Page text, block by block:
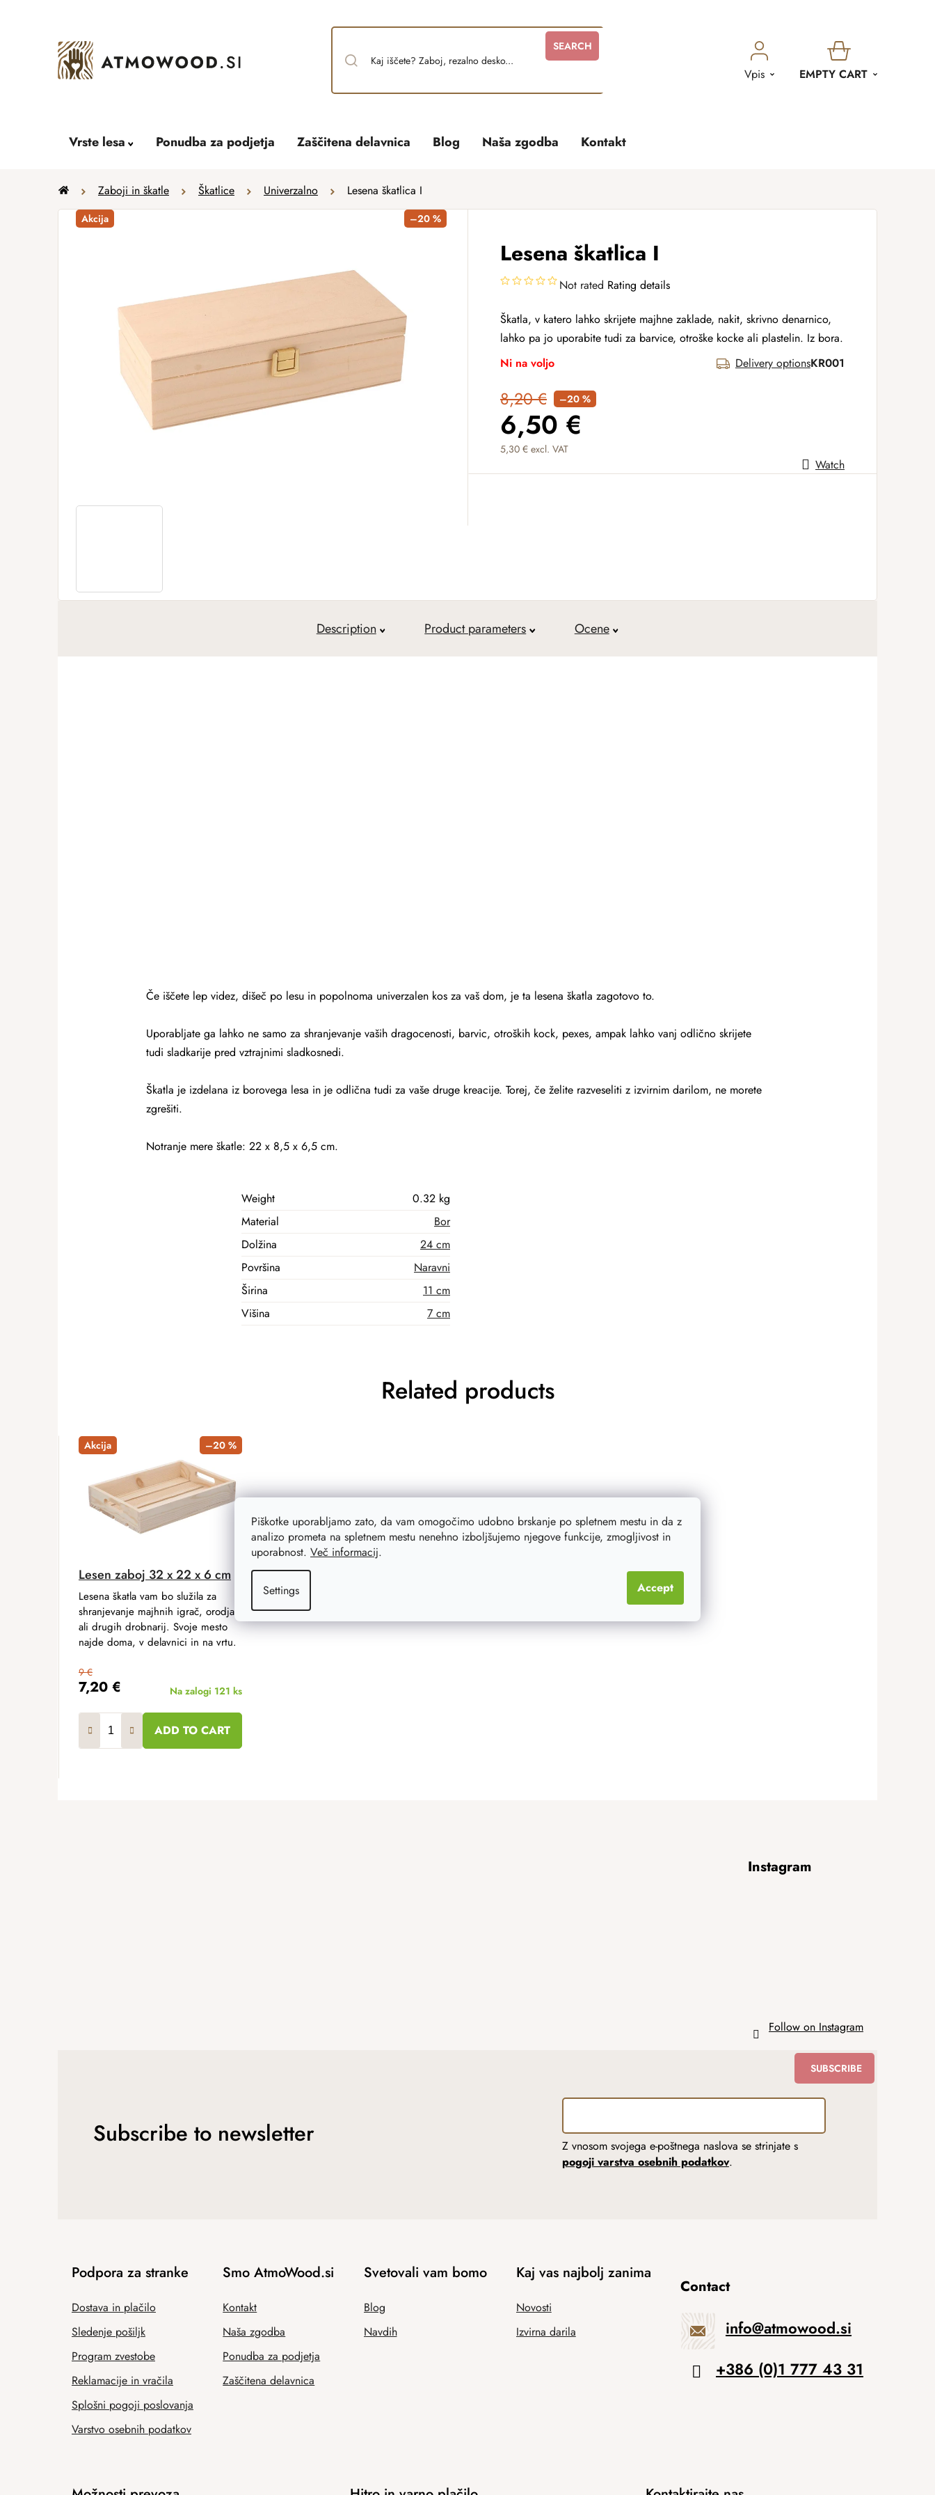
Piškotke uporabljamo zato, da vam omogočimo udobno brskanje po spletnem mestu in da z
analizo prometa na spletnem mestu nenehno izboljšujemo njegove funkcije, zmogljivost in
uporabnost. Več informacij.
Settings Accept
SEARCH
Vpis
SHOPPING
EMPTY CART
Vrste lesa Ponudba za podjetja Zaščitena delavnica Blog Naša zgodba Kontakt
Home Zaboji in škatle Škatlice Univerzalno Lesena škatlica I
Lesena škatlica I
Not rated Rating details
Škatla, v katero lahko skrijete majhne zaklade, nakit, skrivno denarnico,
lahko pa jo uporabite tudi za barvice, otroške kocke ali plastelin. Iz bora.
Ni na voljo
Delivery optionsKR001
8,20 € –20 %
6,50 €
5,30 € excl. VAT
Measure price: Watch
Akcija –20 %
Description Product parameters Ocene
Če iščete lep videz, dišeč po lesu in popolnoma univerzalen kos za vaš dom, je ta lesena škatla zagotovo to.
Uporabljate ga lahko ne samo za shranjevanje vaših dragocenosti, barvic, otroških kock, pexes, ampak lahko vanj odlično skrijete
tudi sladkarije pred vztrajnimi sladkosnedi.
Škatla je izdelana iz borovega lesa in je odlična tudi za vaše druge kreacije. Torej, če želite razveseliti z izvirnim darilom, ne morete
zgrešiti.
Notranje mere škatle: 22 x 8,5 x 6,5 cm.
Weight
0.32 kg
Material
Bor
Dolžina
24 cm
Površina
Naravni
Širina
11 cm
Višina
7 cm
Related products
Akcija –20 %
Lesen zaboj 32 x 22 x 6 cm
7,20 €
9 €
Na zalogi 121 ks
ADD TO CART
Lesena škatla vam bo služila za
shranjevanje majhnih igrač, orodja
ali drugih drobnarij. Svoje mesto
najde doma, v delavnici in na vrtu.
Instagram
Follow on Instagram
Subscribe to newsletter
Z vnosom svojega e-poštnega naslova se strinjate s
pogoji varstva osebnih podatkov.
SUBSCRIBE
Podpora za stranke
Dostava in plačilo
Sledenje pošiljk
Program zvestobe
Reklamacije in vračila
Splošni pogoji poslovanja
Varstvo osebnih podatkov
Smo AtmoWood.si
Kontakt
Naša zgodba
Ponudba za podjetja
Zaščitena delavnica
Svetovali vam bomo
Blog
Navdih
Kaj vas najbolj zanima
Novosti
Izvirna darila
Contact
info@atmowood.si
+386 (0)1 777 43 31